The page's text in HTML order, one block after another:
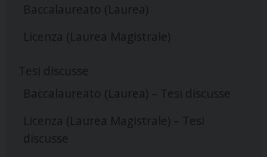
Baccalaureato (Laurea)
Licenza (Laurea Magistrale)
Tesi discusse
Baccalaureato (Laurea) – Tesi discusse
Licenza (Laurea Magistrale) – Tesi
discusse